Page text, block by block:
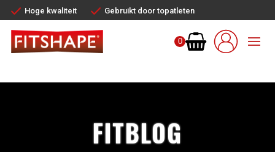
Hoge kwaliteit Gebruikt door topatleten
0
FITBLOG